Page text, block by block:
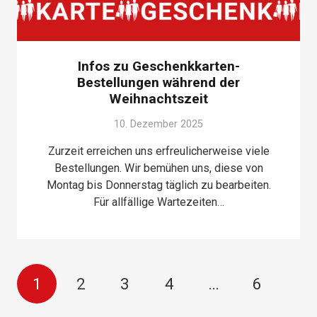
Infos zu Geschenkkarten-
Bestellungen während der
Weihnachtszeit
10. Dezember 2025
Zurzeit erreichen uns erfreulicherweise viele
Bestellungen. Wir bemühen uns, diese von
Montag bis Donnerstag täglich zu bearbeiten.
Für allfällige Wartezeiten…
1 2 3 4 … 6